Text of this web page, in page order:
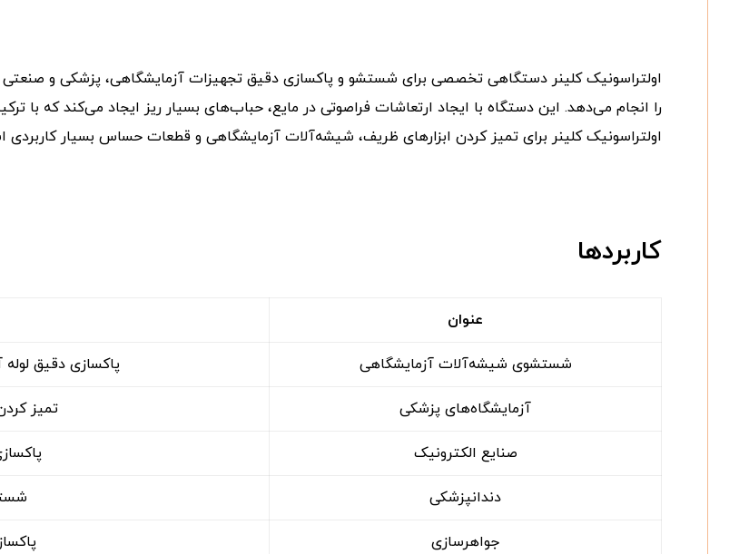
را انجام می‌دهد. این دستگاه با ایجاد ارتعاشات فراصوتی در مایع، حباب‌های بسیار ریز ایجاد می‌کند که با
اولتراسونیک کلینر برای تمیز کردن ابزارهای ظریف، شیشه‌آلات آزمایشگاهی و قطعات حساس بسیار
کاربردها
عنوان
شستشوی شیشه‌آلات آزمایشگاهی پاکسازی دقیق
آزمایشگاه‌های پزشکی تمیز
صنایع الکترونیک
دندانپزشکی
جواهرسازی